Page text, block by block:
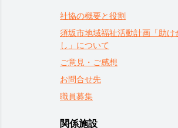
社協の概要と役割
須坂市地域福祉活動計画「助け
し」について
ご意見・ご感想
お問合せ先
職員募集
関係施設